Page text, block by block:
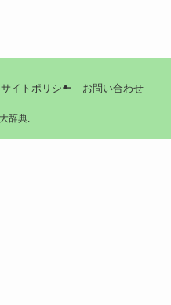
サイトポリシー お問い合わせ
辞典.